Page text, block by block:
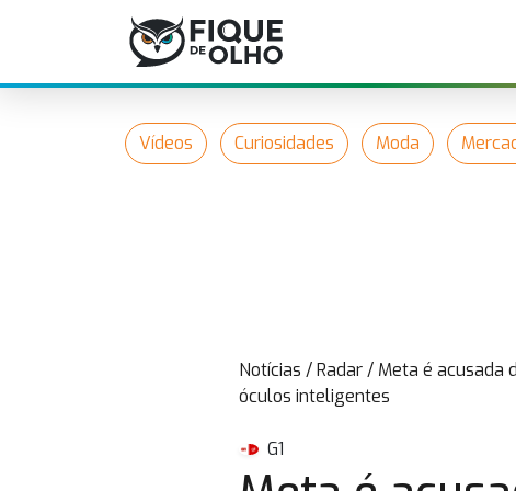
Vídeos Curiosidades Moda
Notícias /Radar/ Meta é acusada
óculos inteligentes
G1